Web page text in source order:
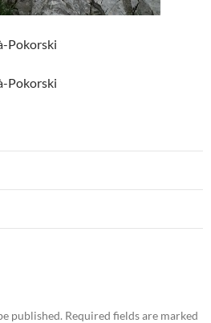
Pokorski
Pokorski
published. Required fields are marked